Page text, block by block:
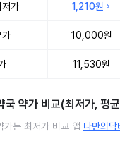
저가 1,210원
가 10,000원
11,530원
국 약가 비교(최저가, 평
가는 최저가 비교 앱 나만의닥